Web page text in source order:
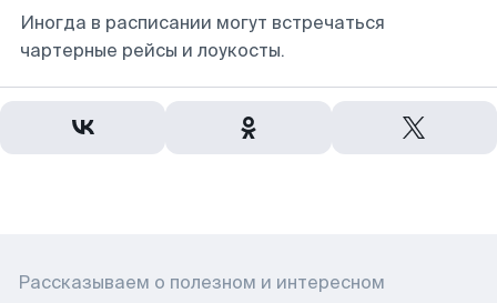
Иногда в расписании могут встречаться
чартерные рейсы и лоукосты.
Рассказываем о полезном и интересном